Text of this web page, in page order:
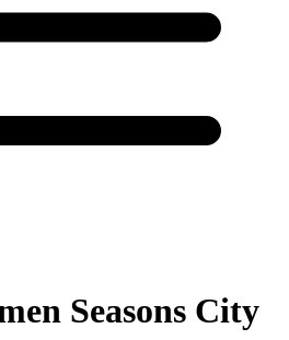
Seasons City